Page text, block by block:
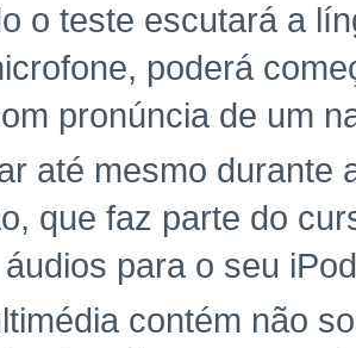
o teste escutará a
poderá
pronúncia de um
até mesmo durante
que faz parte do
para o seu
contém não